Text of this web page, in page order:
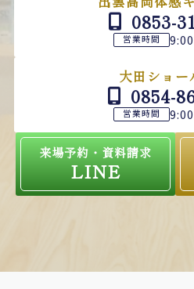
0853-
営業時間
大田ショー
0854-
営業時間
来場予約・資料請求
LINE